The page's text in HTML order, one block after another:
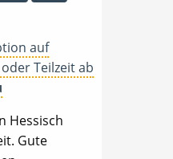
auf
Teilzeit ab
Hessisch
Gute